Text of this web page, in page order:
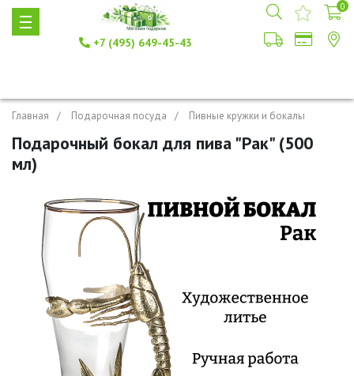
+7 (495) 649-45-43
0
Главная Подарочная посуда Пивные кружки и бокалы
Подарочный бокал для пива "Рак" (500
мл)